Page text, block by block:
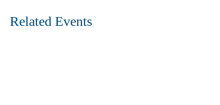
Related Events